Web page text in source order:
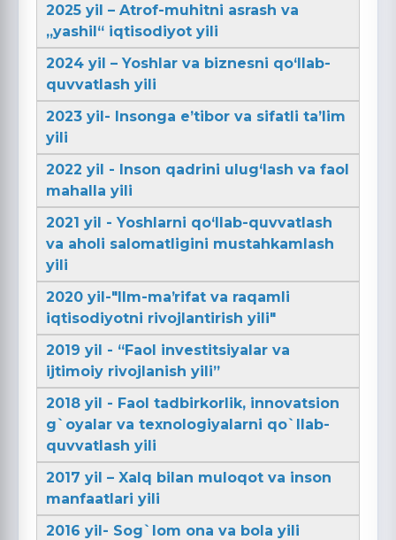
2025 yil – Atrof-muhitni asrash va
„yashil“ iqtisodiyot yili
2024 yil – Yoshlar va biznesni qo‘llab-
quvvatlash yili
2023 yil- Insonga e’tibor va sifatli ta’lim
yili
2022 yil - Inson qadrini ulug‘lash va faol
mahalla yili
2021 yil - Yoshlarni qo‘llab-quvvatlash
va aholi salomatligini mustahkamlash
yili
2020 yil-"Ilm-maʼrifat va raqamli
iqtisodiyotni rivojlantirish yili"
2019 yil - “Faol investitsiyalar va
ijtimoiy rivojlanish yili”
2018 yil - Faol tadbirkorlik, innovatsion
g`oyalar va texnologiyalarni qo`llab-
quvvatlash yili
2017 yil – Xalq bilan muloqot va inson
manfaatlari yili
2016 yil- Sog`lom ona va bola yili